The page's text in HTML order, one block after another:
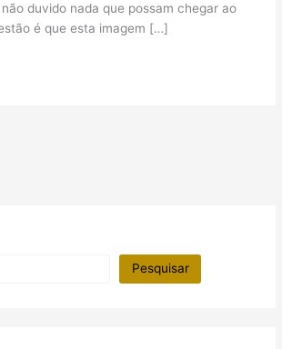
duvido nada que possam chegar ao
é que esta imagem […]
Pesquisar